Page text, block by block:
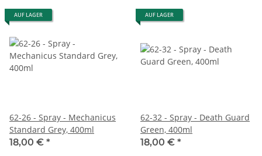
AUF LAGER
62-26 - Spray - Mechanicus
Standard Grey, 400ml
18,00 € *
AUF LAGER
62-32 - Spray - Death Guard
Green, 400ml
18,00 € *